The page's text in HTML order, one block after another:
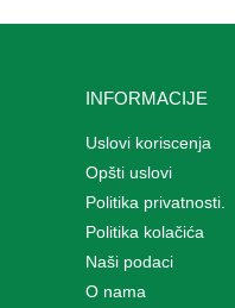
INFORMACIJE
Uslovi koriscenja
Opšti uslovi
Politika privatnosti.
Politika kolačića
Naši podaci
O nama